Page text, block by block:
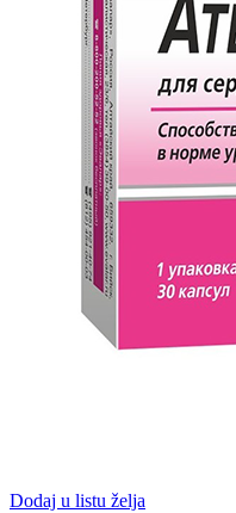
Dodaj u listu želja